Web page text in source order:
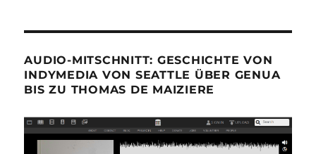
AUDIO-MITSCHNITT: GESCHICHTE VON
INDYMEDIA VON SEATTLE ÜBER GENUA
BIS ZU THOMAS DE MAIZIERE